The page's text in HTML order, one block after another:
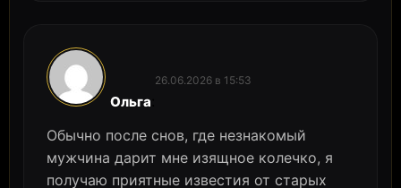
Ольга
26.06.2026 в 15:53
Обычно после снов, где незнакомый
мужчина дарит мне изящное колечко, я
получаю приятные известия от старых